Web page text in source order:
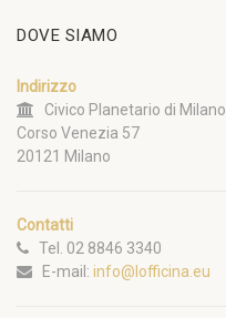
DOVE SIAMO
Indirizzo
Civico Planetario di Milano
Corso Venezia 57
20121 Milano
Contatti
Tel. 02 8846 3340
E-mail: info@lofficina.eu